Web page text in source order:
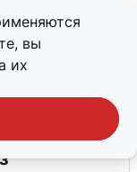
вы
их